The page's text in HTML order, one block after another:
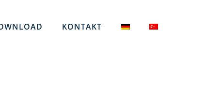
KONTAKT